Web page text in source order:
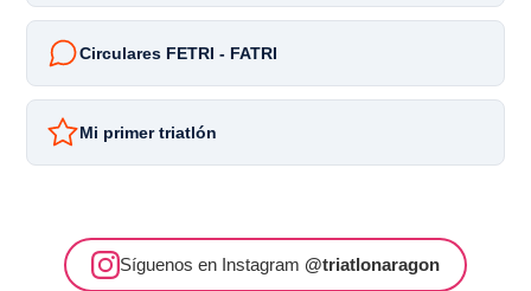
Circulares FETRI - FATRI
Mi primer triatlón
Síguenos en Instagram @triatlonaragon